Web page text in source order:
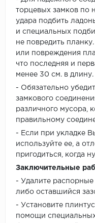
торцевых замков по
удара подбить
и специальных
не повредить
или повреждения
что последняя и
менее 30 см. в длину.
- Обязательно
замкового
различного мусора,
правильному
- Если при укладке
используйте ее, а
пригодиться, когда
Заключительные
- Удалите распорные
либо оставшийся
- Установите
помощи